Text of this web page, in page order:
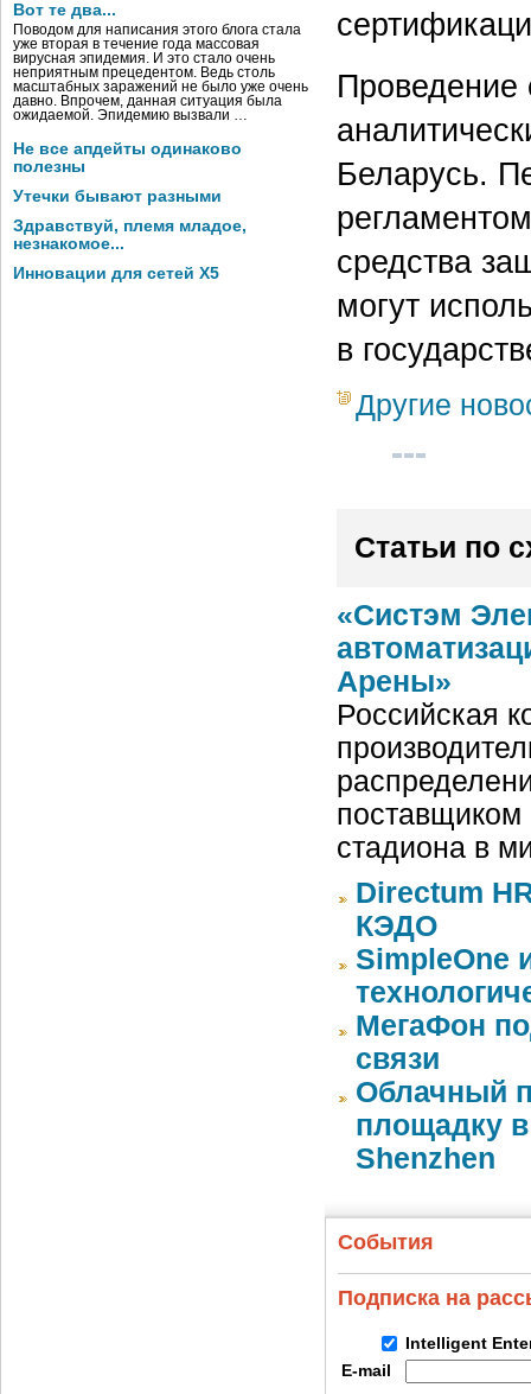
Вот те два...
Поводом для написания этого блога стала
уже вторая в течение года массовая
вирусная эпидемия. И это стало очень
неприятным прецедентом. Ведь столь
масштабных заражений не было уже очень
давно. Впрочем, данная ситуация была
ожидаемой. Эпидемию вызвали …
Не все апдейты одинаково
полезны
Утечки бывают разными
Здравствуй, племя младое,
незнакомое...
Инновации для сетей X5
Проведение
Беларусь.
средства
могут
в
Другие
Статьи по
«Систэм
Арены»
Российская
поставщиком
стадиона в
Directum
КЭДО
SimpleOne
МегаФон
связи
Облачный
площадку в
Shenzhen
События
Подписка на
Intelligent
E-mail